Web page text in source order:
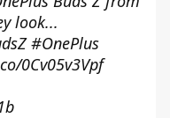
look...
#OnePlus
0Cv05v3Vpf